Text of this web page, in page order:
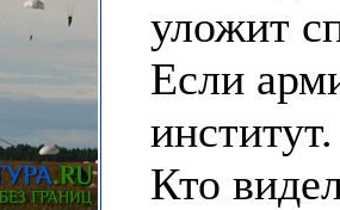
уложит
Если
институт.
Кто